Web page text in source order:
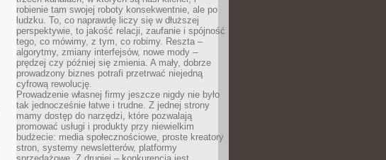
robienie tam swojej roboty konsekwentnie, ale po
ludzku. To, co naprawdę liczy się w dłuższej
perspektywie, to jakość relacji, zaufanie i spójność
tego, co mówimy, z tym, co robimy. Reszta –
algorytmy, zmiany interfejsów, nowe mody –
prędzej czy później się zmienia. A mały, dobrze
prowadzony biznes potrafi przetrwać niejedną
cyfrową rewolucję.
Prowadzenie własnej firmy jeszcze nigdy nie było
tak jednocześnie łatwe i trudne. Z jednej strony
mamy dostęp do narzędzi, które pozwalają
promować usługi i produkty przy niewielkim
budżecie: media społecznościowe, proste kreatory
stron, systemy newsletterów, platformy